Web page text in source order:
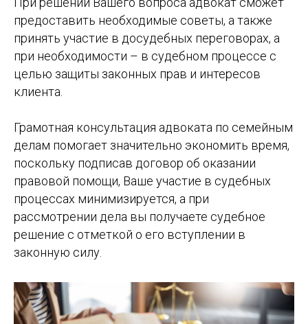
предоставить необходимые советы, а также
принять участие в досудебных переговорах, а
при необходимости – в судебном процессе с
целью защиты законных прав и интересов
клиента.
Грамотная консультация адвоката по семейным
делам помогает значительно экономить время,
поскольку подписав договор об оказании
правовой помощи, Ваше участие в судебных
процессах минимизируется, а при
рассмотрении дела вы получаете судебное
решение с отметкой о его вступлении в
законную силу.